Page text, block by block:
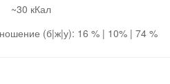
~30 кКал
(б|ж|у): 16 % | 10% | 74 %